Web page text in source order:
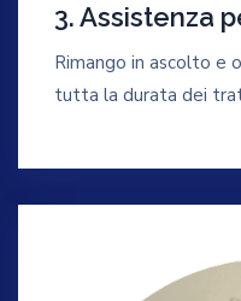
3. Assistenza
Rimango in ascolto e
tutta la durata dei